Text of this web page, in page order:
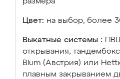
Цвет: на выбор, более
Выкатные системы :
открывания,
Blum (Австрия) или
плавным закрыванием